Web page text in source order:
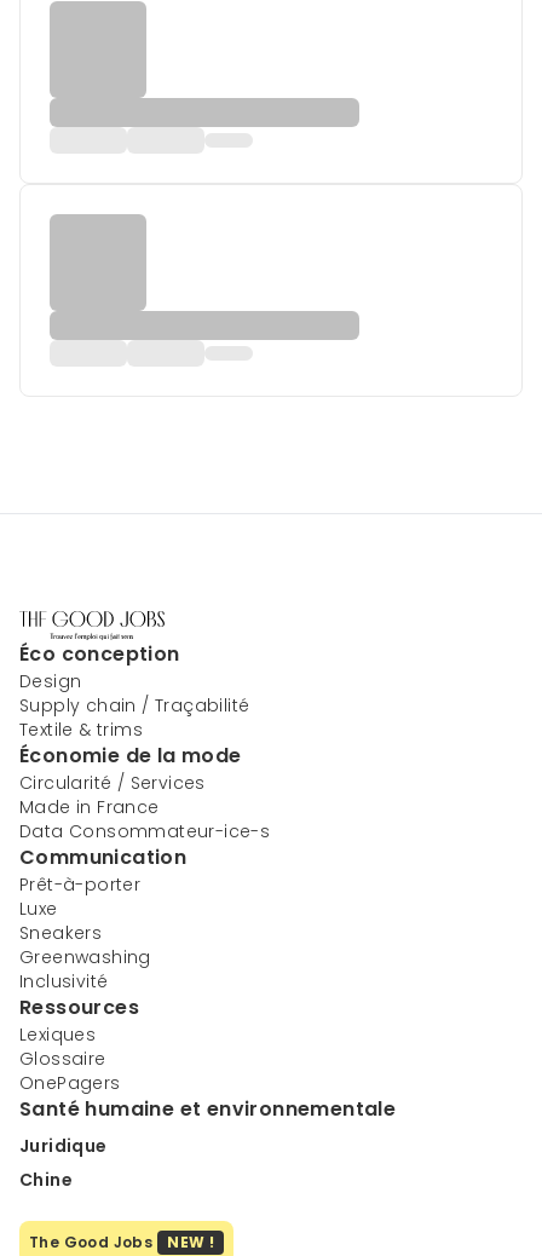
Éco conception
Design
Supply chain / Traçabilité
Textile & trims
Économie de la mode
Circularité / Services
Made in France
Data Consommateur-ice-s
Communication
Prêt-à-porter
Luxe
Sneakers
Greenwashing
Inclusivité
Ressources
Lexiques
Glossaire
OnePagers
Santé humaine et environnementale
Juridique
Chine
The Good Jobs NEW !